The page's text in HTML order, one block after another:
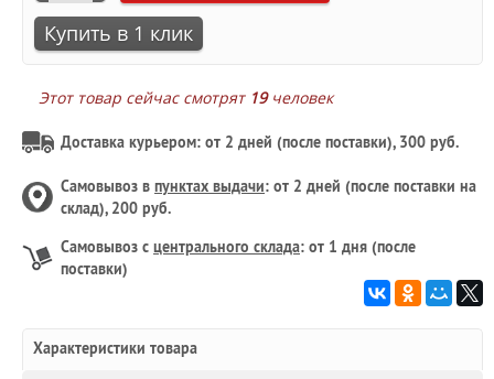
Купить в 1 клик
Этот товар сейчас смотрят 19человек
Доставка курьером: от 2 дней (после поставки), 300 руб.
Самовывоз в пунктах выдачи: от 2 дней (после поставки на
склад), 200 руб.
Самовывоз с центрального склада: от 1 дня (после
поставки)
Характеристики товара